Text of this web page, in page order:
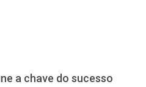
a chave do sucesso